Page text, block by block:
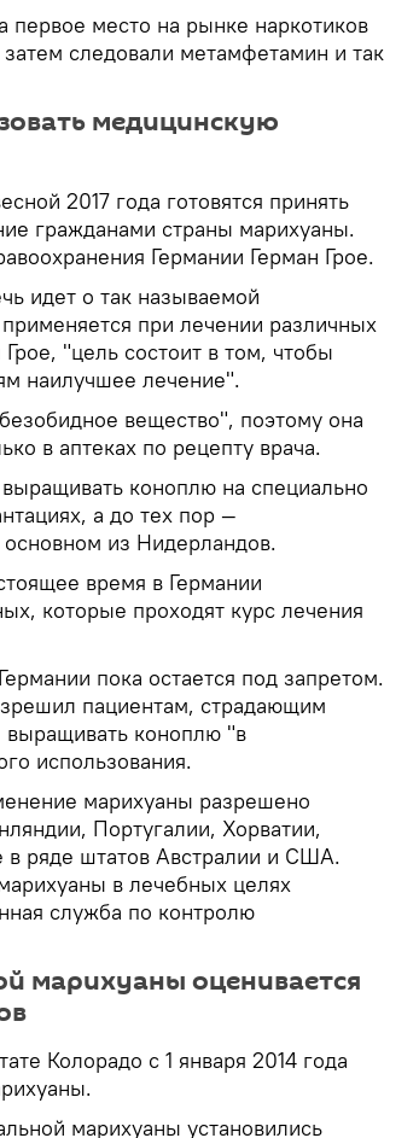
место на рынке наркотиков
следовали метамфетамин и так
медицинскую
2017 года готовятся принять
гражданами страны марихуаны.
Германии Герман Грое.
идет о так называемой
при лечении различных
"цель состоит в том, чтобы
наилучшее лечение".
вещество", поэтому она
в аптеках по рецепту врача.
коноплю на специально
а до тех пор —
основном из Нидерландов.
время в Германии
которые проходят курс лечения
пока остается под запретом.
пациентам, страдающим
коноплю "в
использования.
марихуаны разрешено
Португалии, Хорватии,
в ряде штатов Австралии и США.
в лечебных целях
служба по контролю
марихуаны оценивается
Колорадо с 1 января 2014 года
марихуаны установились